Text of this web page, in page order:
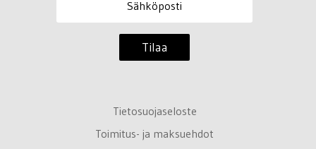
Tilaa
Tietosuojaseloste
Toimitus- ja maksuehdot